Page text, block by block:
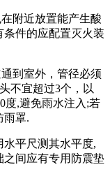
附近放置能产生酸
件的应配置灭火装
到室外，管径必须
不宜超过3个，以
度,避免雨水注入;若
雨罩.
平尺测其水平度,
之间应有专用防震垫